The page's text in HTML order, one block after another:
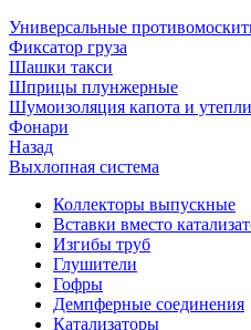
Универсальные
Фиксатор груза
Шашки такси
Шприцы плунжерные
Шумоизоляция капота и
Фонари
Назад
Выхлопная система
Коллекторы выпускные
Вставки вместо
Изгибы труб
Глушители
Гофры
Демпферные соединения
Катализаторы